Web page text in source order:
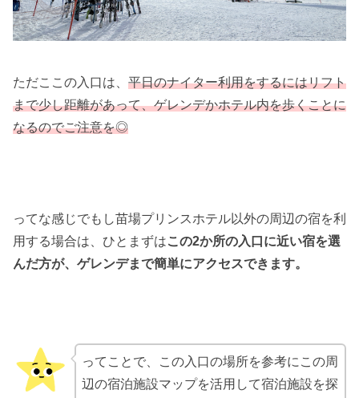
ただここの入口は、 平日のナイター利用をするにはリフト
まで少し距離があって、ゲレンデかホテル内を歩くことに
なるのでご注意を◎
ってな感じでもし苗場プリンスホテル以外の周辺の宿を利
用する場合は、ひとまずはこの2か所の入口に近い宿を選
んだ方が、ゲレンデまで簡単にアクセスできます。
ってことで、この入口の場所を参考にこの周
辺の宿泊施設マップを活用して宿泊施設を探